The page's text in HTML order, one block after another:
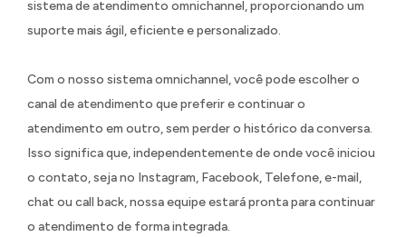
sistema de atendimento omnichannel, proporcionando um
suporte mais ágil, eficiente e personalizado.
Com o nosso sistema omnichannel, você pode escolher o
canal de atendimento que preferir e continuar o
atendimento em outro, sem perder o histórico da conversa.
Isso significa que, independentemente de onde você iniciou
o contato, seja no Instagram, Facebook, Telefone, e-mail,
chat ou call back, nossa equipe estará pronta para continuar
o atendimento de forma integrada.